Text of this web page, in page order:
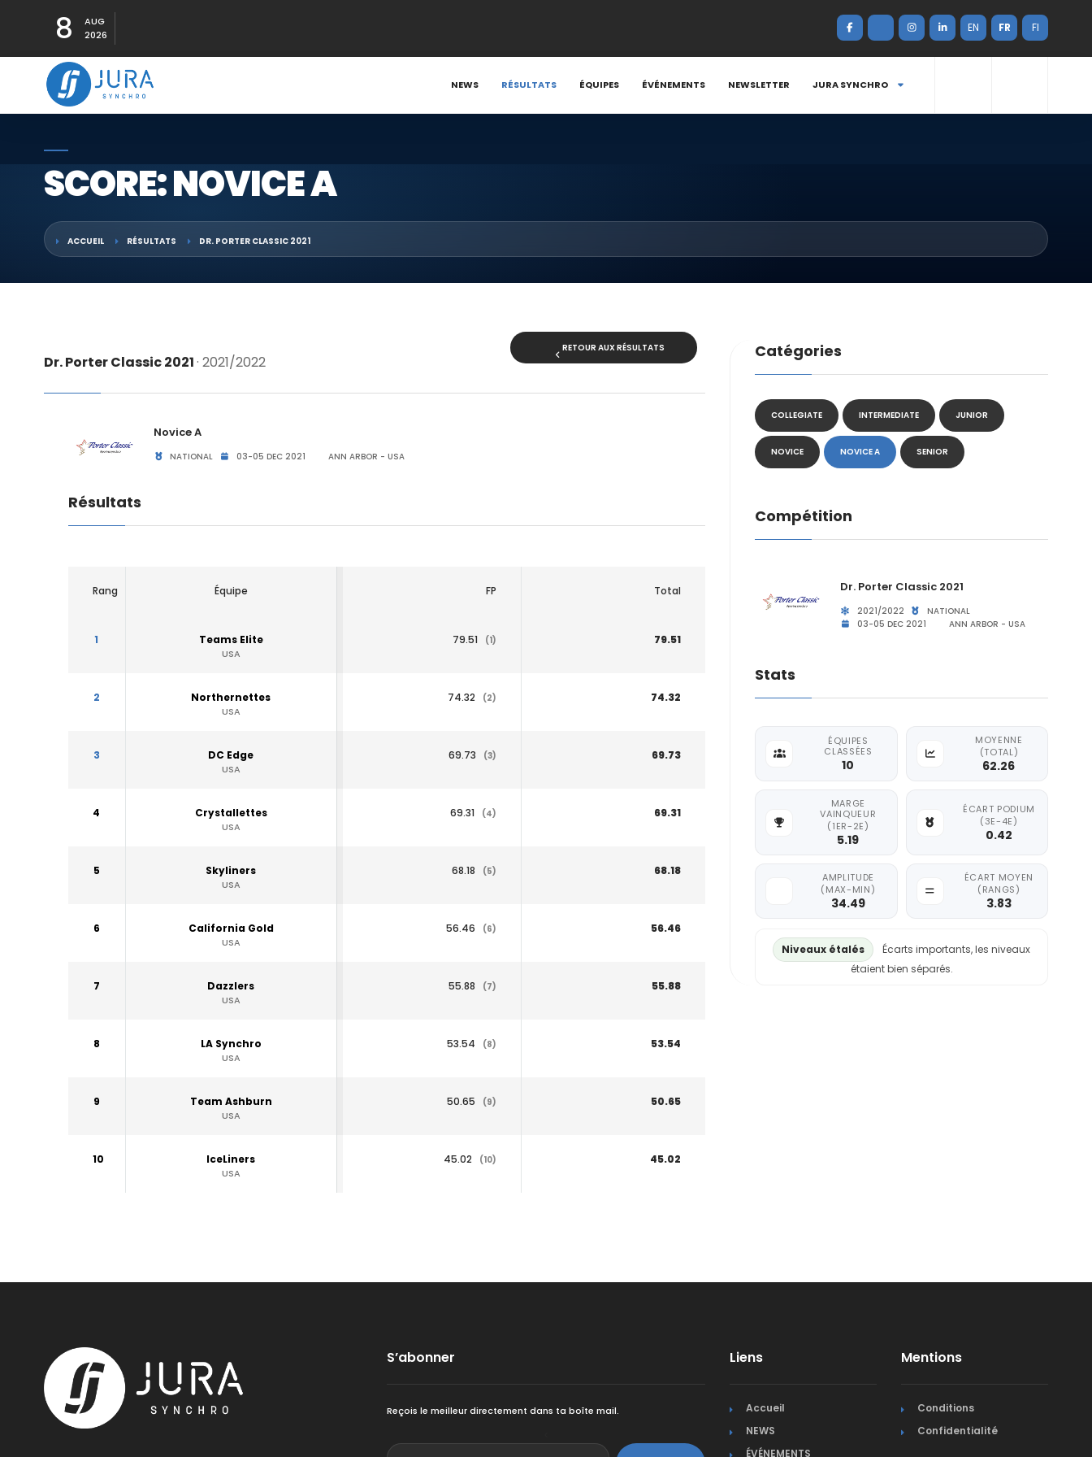
8
AUG
2026
EN FR FI
NEWS RÉSULTATS ÉQUIPES ÉVÉNEMENTS NEWSLETTER JURA SYNCHRO
SCORE: NOVICE A
ACCUEIL RÉSULTATS DR. PORTER CLASSIC 2021
Dr. Porter Classic 2021· 2021/2022
RETOUR AUX RÉSULTATS
Novice A
NATIONAL 03-05 DEC 2021 ANN ARBOR - USA
Résultats
Rang Équipe FP Total
1 Teams Elite
USA
79.51 (1) 79.51
2 Northernettes
USA
74.32 (2) 74.32
3 DC Edge
USA
69.73 (3) 69.73
4 Crystallettes
USA
69.31 (4) 69.31
5 Skyliners
USA
68.18 (5) 68.18
6 California Gold
USA
56.46 (6) 56.46
7 Dazzlers
USA
55.88 (7) 55.88
8 LA Synchro
USA
53.54 (8) 53.54
9 Team Ashburn
USA
50.65 (9) 50.65
10 IceLiners
USA
45.02 (10) 45.02
Catégories
COLLEGIATE INTERMEDIATE JUNIOR
NOVICE NOVICE A SENIOR
Compétition
Dr. Porter Classic 2021
2021/2022
NATIONAL
03-05 DEC 2021
ANN ARBOR - USA
Stats
ÉQUIPES
CLASSÉES
10
MOYENNE
(TOTAL)
62.26
MARGE
VAINQUEUR
(1ER-2E)
5.19
ÉCART PODIUM
(3E-4E)
0.42
AMPLITUDE
(MAX-MIN)
34.49
ÉCART MOYEN
(RANGS)
3.83
Niveaux étalés
Écarts importants, les niveaux
étaient bien séparés.
S’abonner
Reçois le meilleur directement dans ta boîte mail.
Liens
Accueil
NEWS
ÉVÉNEMENTS
Mentions
Conditions
Confidentialité